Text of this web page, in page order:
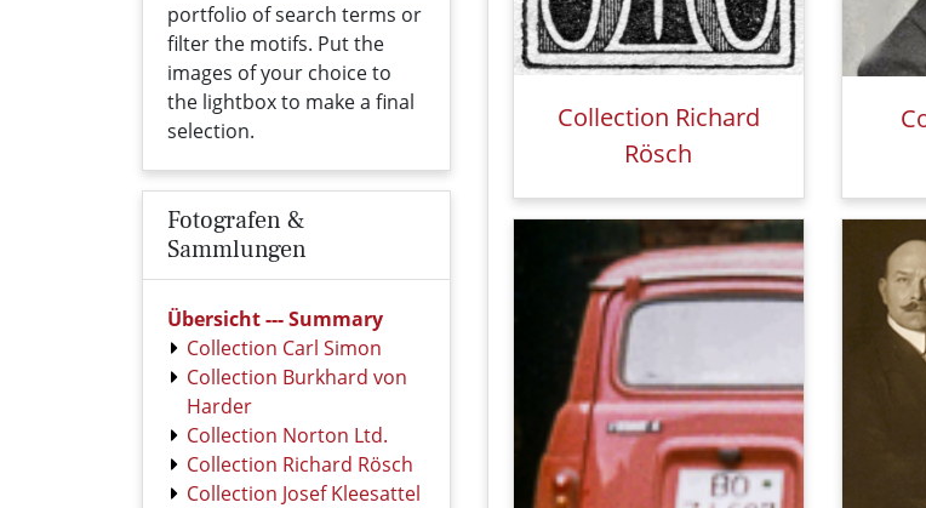
portfolio ofsearch terms or
filterthe motifs. Put the
images of your choiceto
the lightboxto make a final
selection.
Fotografen &
Sammlungen
Übersicht --- Summary
Collection Carl Simon
Collection Burkhard von
Harder
Collection Norton Ltd.
Collection Richard Rösch
Collection Josef Kleesattel
Collection Richard
Rösch